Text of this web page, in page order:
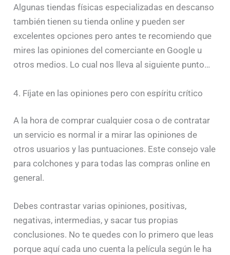
Algunas tiendas físicas especializadas en descanso
también tienen su tienda online y pueden ser
excelentes opciones pero antes te recomiendo que
mires las opiniones del comerciante en Google u
otros medios. Lo cual nos lleva al siguiente punto…
4. Fíjate en las opiniones pero con espíritu crítico
A la hora de comprar cualquier cosa o de contratar
un servicio es normal ir a mirar las opiniones de
otros usuarios y las puntuaciones. Este consejo vale
para colchones y para todas las compras online en
general.
Debes contrastar varias opiniones, positivas,
negativas, intermedias, y sacar tus propias
conclusiones. No te quedes con lo primero que leas
porque aquí cada uno cuenta la película según le ha